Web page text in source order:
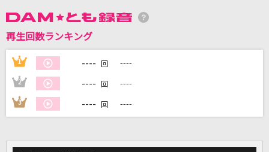
DAMの新曲・ランキングなど
DAMに会員登録・ログインして
再生回数ランキング
1 ---- 回 ----
2 ---- 回 ----
3 ---- 回 ----